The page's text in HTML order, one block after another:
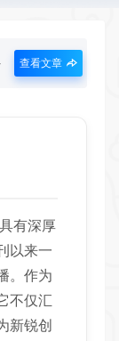
查看文章
有深厚
以来一
。作为
不仅汇
新锐创